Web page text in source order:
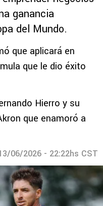
ganancia
del Mundo.
que aplicará en
que le dio éxito
Hierro y su
que enamoró a
06/2026 - 22:22hs CST